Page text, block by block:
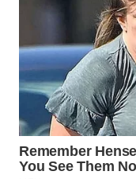
WAHANANEWS
NET
WAHANA
SPORT
WAHANA
UMKM